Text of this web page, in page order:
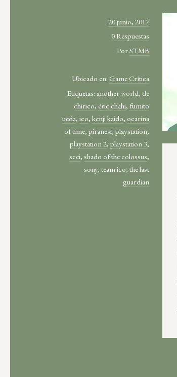
20 junio, 2017
0 Respuestas
PorSTMB
Ubicado en:Game Crítica
Etiquetas: another world, de
chirico, éric chahi, fumito
ueda,ico,kenji kaido, ocarina
of time,piranesi,playstation,
playstation 2,playstation 3,
scei,shado of the colossus,
sony,team ico,the last
guardian